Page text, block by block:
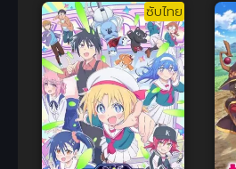
ภาค 4
ซับไทย